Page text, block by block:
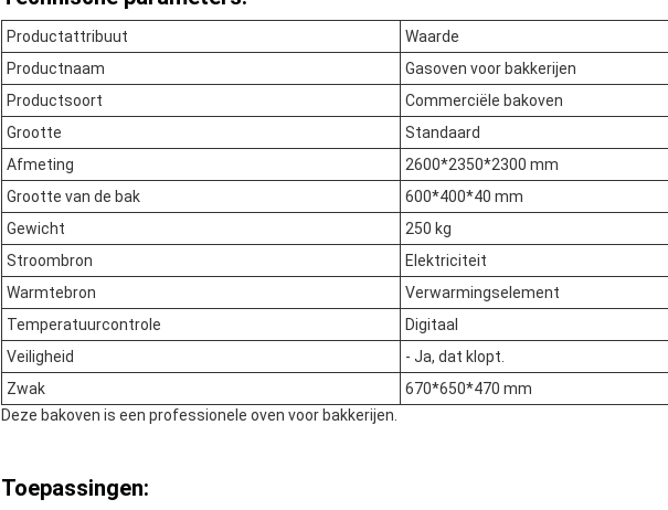
Productattribuut
Waarde
Productnaam
Gasoven voor bakkerijen
Productsoort
Commerciële bakoven
Grootte
Standaard
Afmeting
2600*2350*2300 mm
Grootte van de bak
600*400*40 mm
Gewicht
250 kg
Stroombron
Elektriciteit
Warmtebron
Verwarmingselement
Temperatuurcontrole
Digitaal
Veiligheid
- Ja, dat klopt.
Zwak
670*650*470 mm
Deze bakoven is een professionele oven voor bakkerijen.
Toepassingen: